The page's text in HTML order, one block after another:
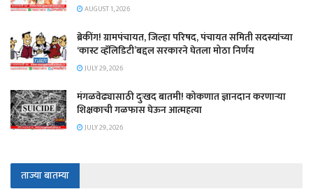
AUGUST 1, 2026
ब्रेकींग! ग्रामपंचायत, जिल्हा परिषद, पंचायत समिती सदस्यांच्या
‘कास्ट व्हॅलिडिटी’बद्दल सरकारने घेतला मोठा निर्णय
JULY 29, 2026
मंगळवेढ्यासाठी दुःखद बातमी! कोकणात ज्ञानदान करणाऱ्या
शिक्षकाची गळफास घेऊन आत्महत्या
JULY 29, 2026
ताज्या बातम्या